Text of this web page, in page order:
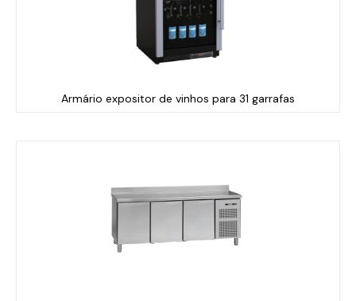
Armário expositor de vinhos para 31 garrafas